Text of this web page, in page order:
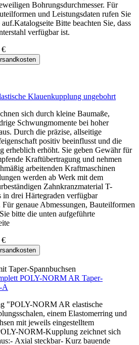
Bohrungsdurchmesser. Für
und Leistungsdaten rufen Sie
Bitte beachten Sie, dass
verfügbar ist.
€
Klauenkupplung ungebohrt
sich durch kleine Baumaße,
Schwungmomente bei hoher
Durch die präzise, allseitige
positiv beeinflusst und die
erheblich erhöht. Sie geben Gewähr für
Kraftübertragung und nehmen
arbeitenden Kraftmaschinen
werden ab Werk mit dem
Zahnkranzmaterial T-
drei Härtegraden verfügbar
genaue Abmessungen, Bauteilformen
bitte die unten aufgeführte
€
POLY-NORM AR Taper-
A
"POLY-NORM AR elastische
einem Elastomerring und
mit jeweils eingestelltem
NORM-Kupplung zeichnet sich
Axial steckbar- Kurz bauende